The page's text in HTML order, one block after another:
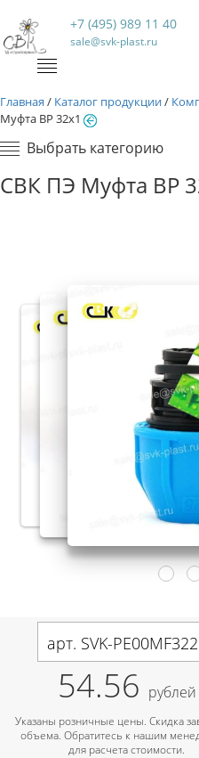
+7 (495) 989 11 40
sale@svk-plast.ru
Главная / Каталог продукции/
Муфта ВР 32х1
Выбрать категорию
СВК ПЭ Муфта ВР
арт. SVK-
54.56 рублей
Указаны розничные цены. Скидка
объема. Обратитесь к нашим
для расчета стоимости.